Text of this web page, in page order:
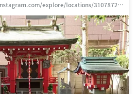
explore/locations/31078726